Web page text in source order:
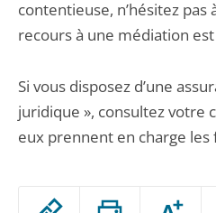
Passer
contentieuse, n’hésitez pas
recours à une médiation
Si vous disposez d’une
juridique », consultez votre
eux prennent en charge